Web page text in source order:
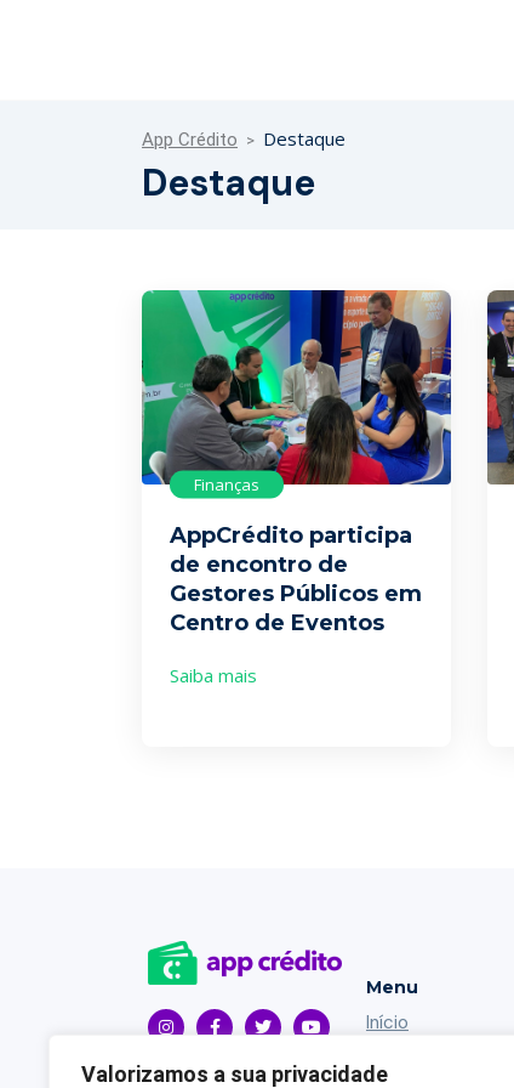
Valorizamos a sua privacidade
App Crédito Destaque
Destaque
Finanças
AppCrédito participa
de encontro de
Gestores Públicos em
Centro de Eventos
Saiba mais
Menu
Início